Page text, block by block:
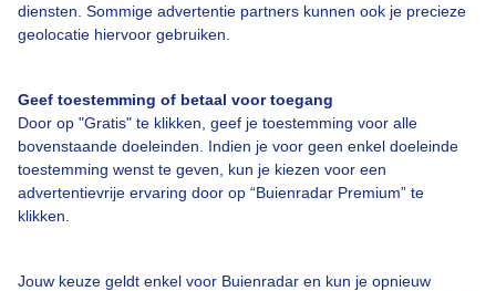
diensten. Sommige advertentie partners kunnen ook je precieze
geolocatie hiervoor gebruiken.
Geef toestemming of betaal voor toegang
Door op "Gratis" te klikken, geef je toestemming voor alle
bovenstaande doeleinden. Indien je voor geen enkel doeleinde
toestemming wenst te geven, kun je kiezen voor een
advertentievrije ervaring door op “Buienradar Premium” te
klikken.
Jouw keuze geldt enkel voor Buienradar en kun je opnieuw
Over Buienradar
Veelgestelde vragen
Contact
Toegankelijkheid
Gebruikersvoorwaarden